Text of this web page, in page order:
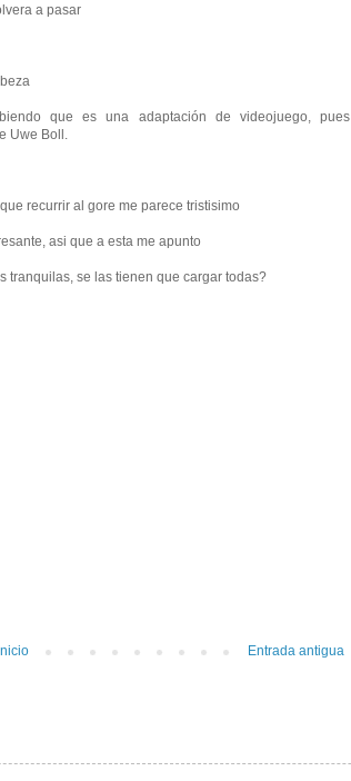
a pasar
que es una adaptación de videojuego, pues
Uwe Boll.
recurrir al gore me parece tristisimo
asi que a esta me apunto
tranquilas, se las tienen que cargar todas?
Entrada antigua